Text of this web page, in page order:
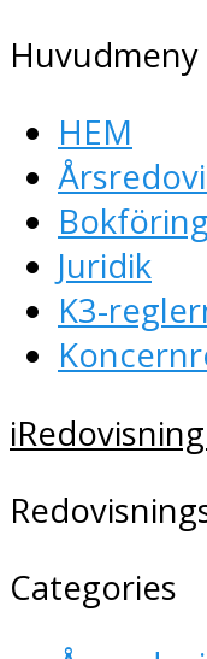
Huvudmeny
HEM
Bokföring
Juridik
K3-
Categories